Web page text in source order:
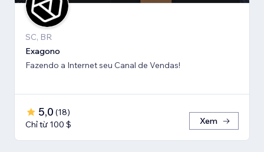
SC, BR
Exagono
Fazendo a Internet seu Canal de Vendas!
5,0 (18)
Chỉ từ 100 $
Xem